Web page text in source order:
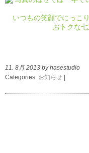
いつもの笑顔でにっこ
おトクな
11. 8月 2013 by hasestudio
Categories: お知らせ